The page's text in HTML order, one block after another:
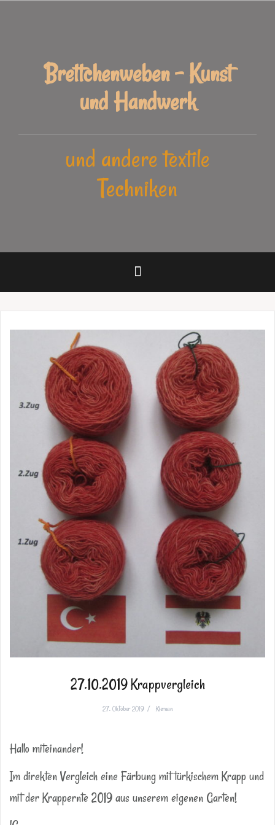
Brettchenweben - Kunst
und Handwerk
und andere textile
Techniken
27.10.2019 Krappvergleich
27. Oktober 2019 Kiernan
Hallo miteinander!
Im direkten Vergleich eine Färbung mit türkischem Krapp und
mit der Krappernte 2019 aus unserem eigenen Garten!